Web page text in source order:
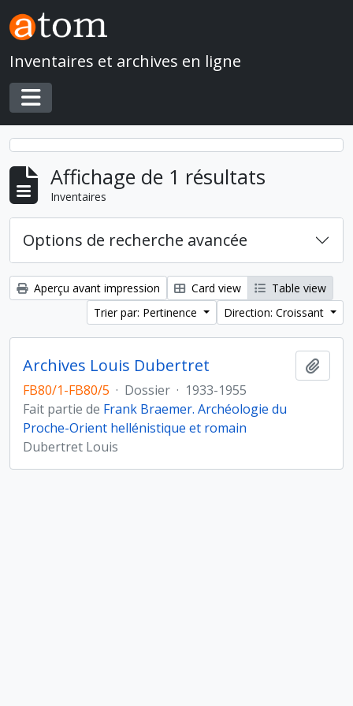
Skip to main content
Inventaires et archives en ligne
Toggle navigation
Affichage de 1 résultats
Inventaires
Options de recherche avancée
Aperçu avant impression Card view
Table view
Trier par: Pertinence
Direction: Croissant
Archives Louis Dubertret
FB80/1-FB80/5 · Dossier · 1933-1955
Fait partie de Frank Braemer. Archéologie du
Proche-Orient hellénistique et romain
Dubertret Louis